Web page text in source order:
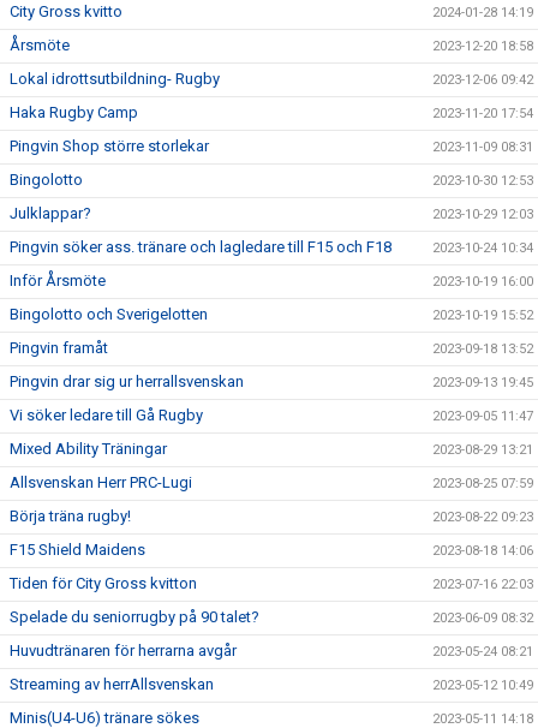
City Gross kvitto 2024-01-28 14:19
Årsmöte 2023-12-20 18:58
Lokal idrottsutbildning- Rugby 2023-12-06 09:42
Haka Rugby Camp 2023-11-20 17:54
Pingvin Shop större storlekar 2023-11-09 08:31
Bingolotto 2023-10-30 12:53
Julklappar? 2023-10-29 12:03
Pingvin söker ass. tränare och lagledare till F15 och F18 2023-10-24 10:34
Inför Årsmöte 2023-10-19 16:00
Bingolotto och Sverigelotten 2023-10-19 15:52
Pingvin framåt 2023-09-18 13:52
Pingvin drar sig ur herrallsvenskan 2023-09-13 19:45
Vi söker ledare till Gå Rugby 2023-09-05 11:47
Mixed Ability Träningar 2023-08-29 13:21
Allsvenskan Herr PRC-Lugi 2023-08-25 07:59
Börja träna rugby! 2023-08-22 09:23
F15 Shield Maidens 2023-08-18 14:06
Tiden för City Gross kvitton 2023-07-16 22:03
Spelade du seniorrugby på 90 talet? 2023-06-09 08:32
Huvudtränaren för herrarna avgår 2023-05-24 08:21
Streaming av herrAllsvenskan 2023-05-12 10:49
Minis(U4-U6) tränare sökes 2023-05-11 14:18